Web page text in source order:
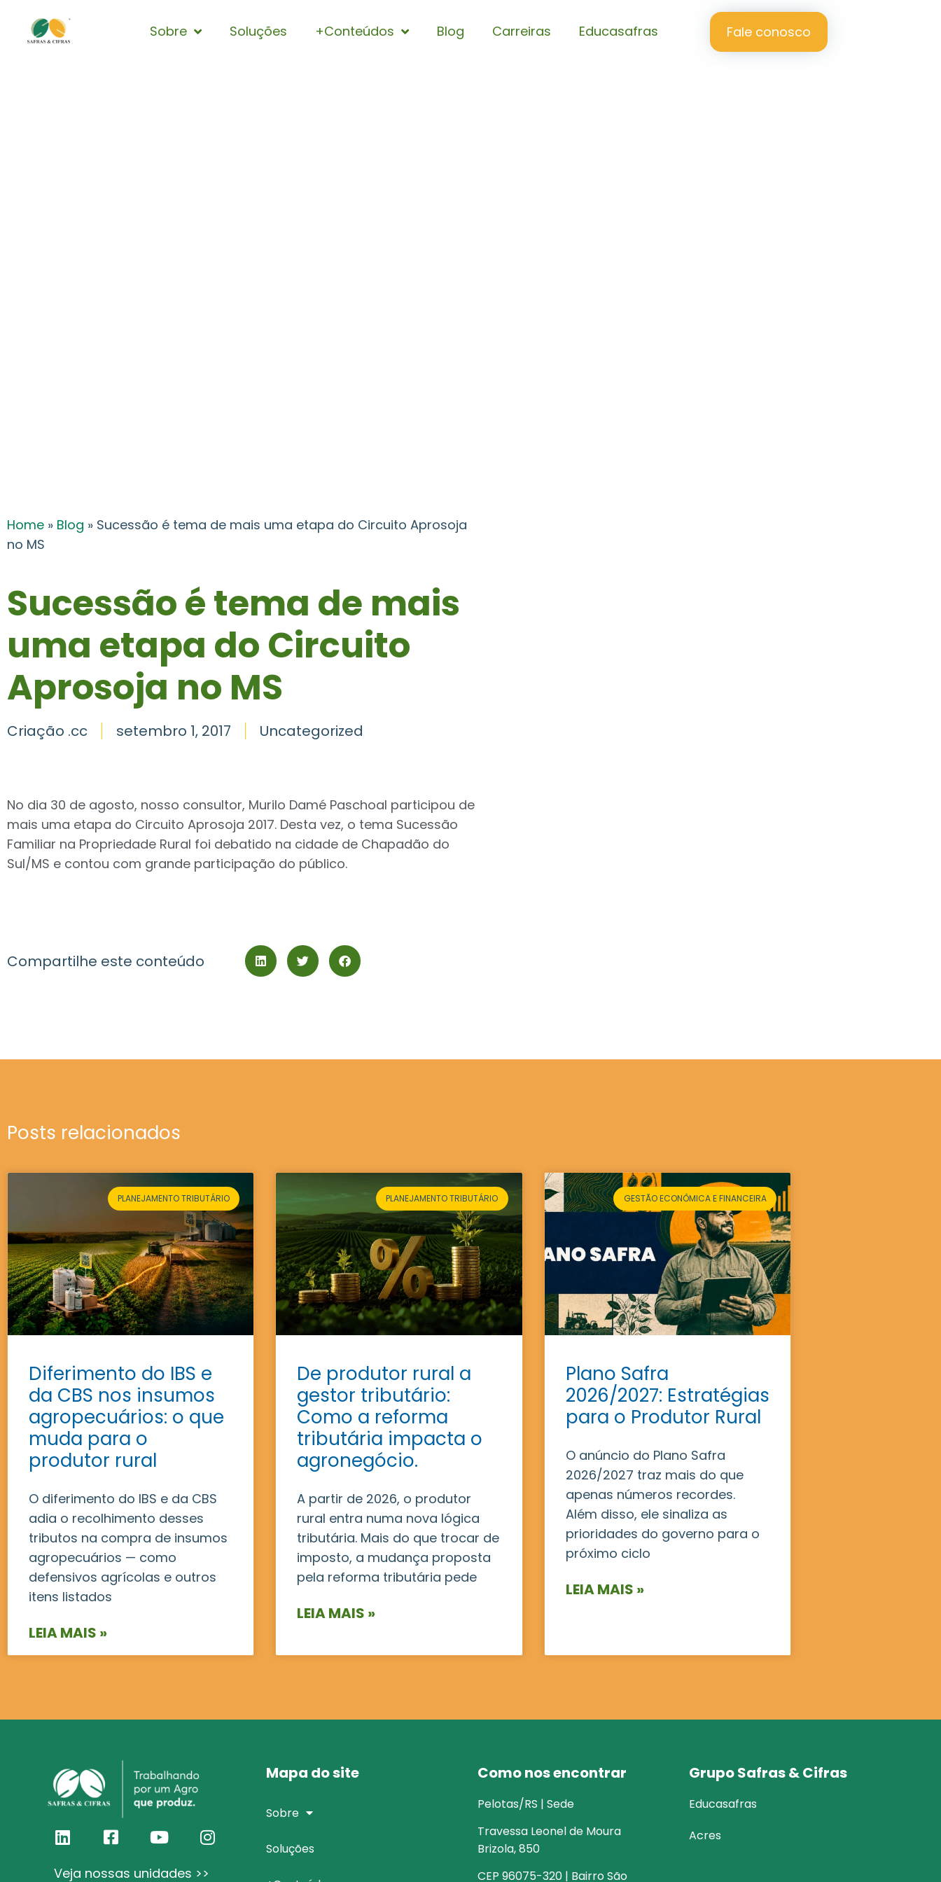
Sobre Soluções +Conteúdos Blog Carreiras Educasafras Fale conosco
Home » Blog » Sucessão é tema de mais uma etapa do Circuito Aprosoja
no MS
Sucessão é tema de mais
uma etapa do Circuito
Aprosoja no MS
Criação .cc setembro 1, 2017 Uncategorized
No dia 30 de agosto, nosso consultor, Murilo Damé Paschoal participou de
mais uma etapa do Circuito Aprosoja 2017. Desta vez, o tema Sucessão
Familiar na Propriedade Rural foi debatido na cidade de Chapadão do
Sul/MS e contou com grande participação do público.
Compartilhe este conteúdo
Posts relacionados
PLANEJAMENTO TRIBUTÁRIO
Diferimento do IBS e
da CBS nos insumos
agropecuários: o que
muda para o
produtor rural
O diferimento do IBS e da CBS
adia o recolhimento desses
tributos na compra de insumos
agropecuários — como
defensivos agrícolas e outros
itens listados
LEIA MAIS »
PLANEJAMENTO TRIBUTÁRIO
De produtor rural a
gestor tributário:
Como a reforma
tributária impacta o
agronegócio.
A partir de 2026, o produtor
rural entra numa nova lógica
tributária. Mais do que trocar de
imposto, a mudança proposta
pela reforma tributária pede
LEIA MAIS »
GESTÃO ECONÔMICA E FINANCEIRA
Plano Safra
2026/2027: Estratégias
para o Produtor Rural
O anúncio do Plano Safra
2026/2027 traz mais do que
apenas números recordes.
Além disso, ele sinaliza as
prioridades do governo para o
próximo ciclo
LEIA MAIS »
Veja nossas unidades >>
Mapa do site
Sobre
Soluções
Como nos encontrar
Pelotas/RS | Sede
Travessa Leonel de Moura
Brizola, 850
CEP 96075-320 | Bairro São
Grupo Safras & Cifras
Educasafras
Acres